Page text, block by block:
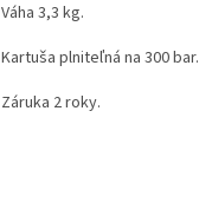
Váha 3,3 kg.
Kartuša plniteľná na 300 bar.
Záruka 2 roky.